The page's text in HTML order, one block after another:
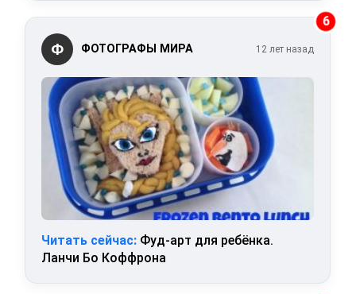
6
Ф ФОТОГРАФЫ МИРА 12 лет назад
Читать сейчас: Фуд-арт для ребёнка.
Ланчи Бо Коффрона